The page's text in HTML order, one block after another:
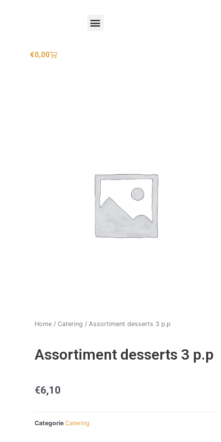
€0,00
Home / Catering / Assortiment desserts 3 p.p
Assortiment desserts 3 p.p
€6,10
Categorie Catering